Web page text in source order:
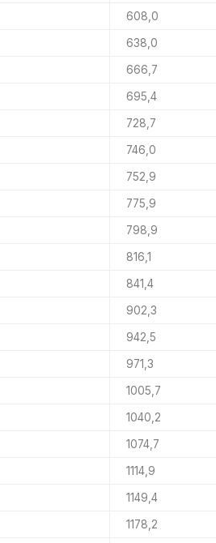
608,0
638,0
666,7
695,4
728,7
746,0
752,9
775,9
798,9
816,1
841,4
902,3
942,5
971,3
1005,7
1040,2
1074,7
1114,9
1149,4
1178,2